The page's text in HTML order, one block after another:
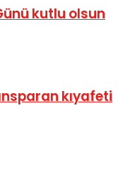
kutlu olsun
kıyafeti